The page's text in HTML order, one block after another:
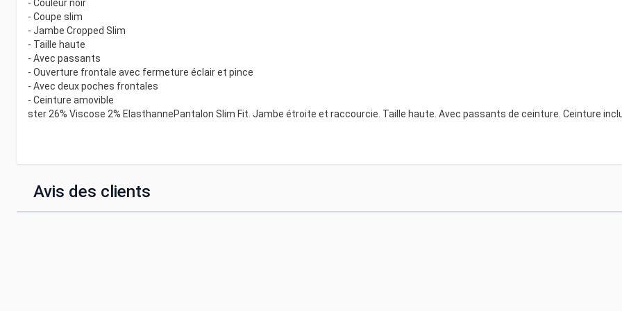
- Couleur noir
- Coupe slim
- Jambe Cropped Slim
- Taille haute
- Avec passants
- Ouverture frontale avec fermeture éclair et pince
- Avec deux poches frontales
- Ceinture amovible
ster 26% Viscose 2% ElasthannePantalon Slim Fit. Jambe étroite et raccourcie. Taille haute. Avec passants de ceinture. Ceinture
Avis des clients